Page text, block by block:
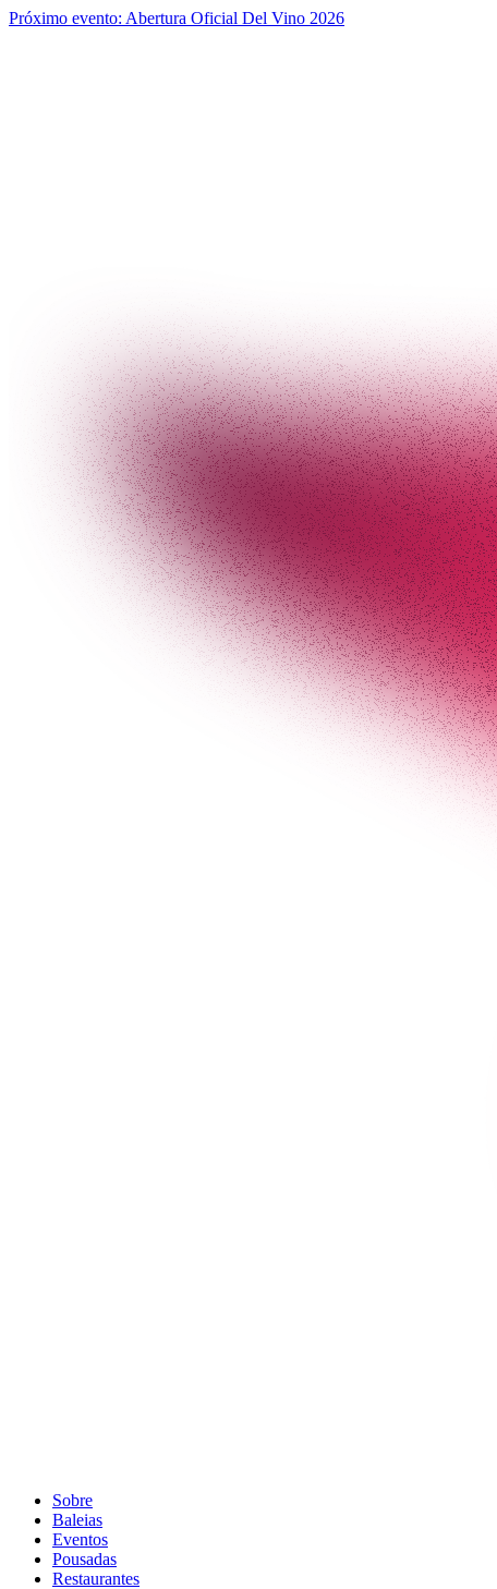
Próximo evento: Abertura Oficial Del Vino 2026
Sobre
Baleias
Eventos
Pousadas
Restaurantes